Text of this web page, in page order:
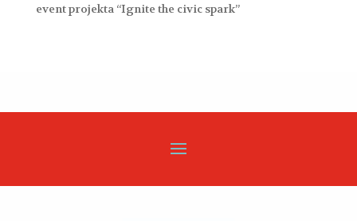
event projekta “Ignite the civic spark”